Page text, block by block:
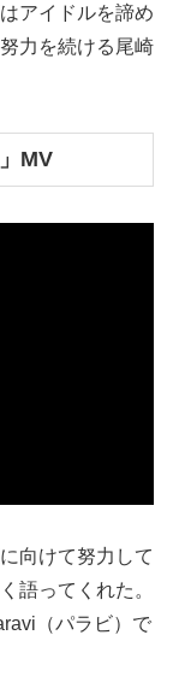
アイドルを諦め
力を続ける尾崎
MV
向けて努力して
語ってくれた。
（パラビ）で